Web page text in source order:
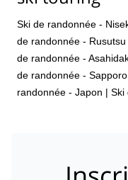
Ski de randonnée -
de randonnée - Rusutsu
de randonnée -
de randonnée - Sapporo
randonnée - Japon | Ski